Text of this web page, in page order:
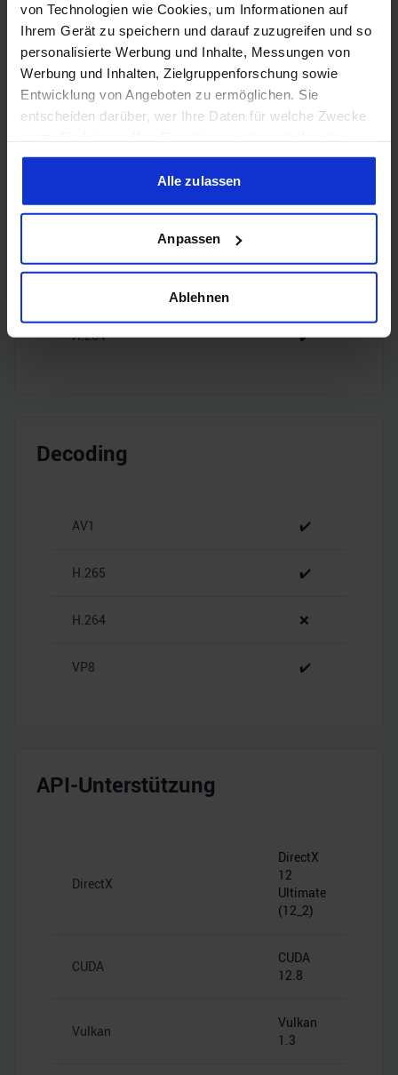
von Technologien wie Cookies, um Informationen auf
Ihrem Gerät zu speichern und darauf zuzugreifen und so
personalisierte Werbung und Inhalte, Messungen von
Werbung und Inhalten, Zielgruppenforschung sowie
Entwicklung von Angeboten zu ermöglichen. Sie
entscheiden darüber, wer Ihre Daten für welche Zwecke
Cookie-Erklärung oder durch Klicken auf das Privacy
Trigger Symbol ändern oder widerrufen
Informationen über Ihre geografische Lage erfassen,
welche bis auf einige Meter genau sein können
Ihr Gerät durch aktives Scannen nach bestimmten
Erfahren Sie mehr darüber, wie Ihre persönlichen Daten
personalisieren, Funktionen für soziale Medien anbieten
zu können und die Zugriffe auf unsere Website zu
soziale Medien, Werbung und Analysen weiter. Unsere
weiteren Daten zusammen, die Sie ihnen bereitgestellt
gesammelt haben.
Alle zulassen
Anpassen
Ablehnen
HDMI
2.1b
DisplayPort
3x
DisplayPort
2.1b
Encoding
H.264 ✔️
Decoding
AV1 ✔️
H.265 ✔️
H.264 ❌
VP8 ✔️
API-Unterstützung
DirectX
DirectX
12
Ultimate
(12_2)
CUDA
CUDA
12.8
Vulkan
Vulkan
1.3